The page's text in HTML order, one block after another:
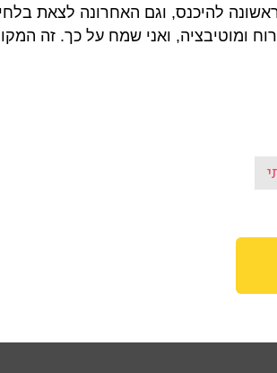
להיכנס, וגם האחרונה לצאת
ומוטיבציה, ואני שמח על כך. זה